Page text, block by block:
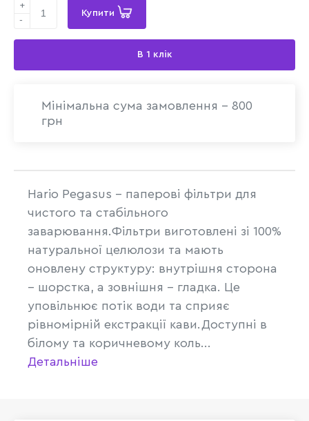
+
-
Купити
В 1 клік
Мінімальна сума замовлення - 800
грн
Hario Pegasus – паперові фільтри для
чистого та стабільного
заварювання.Фільтри виготовлені зі 100%
натуральної целюлози та мають
оновлену структуру: внутрішня сторона
– шорстка, а зовнішня – гладка. Це
уповільнює потік води та сприяє
рівномірній екстракції кави.Доступні в
білому та коричневому коль...
Детальніше